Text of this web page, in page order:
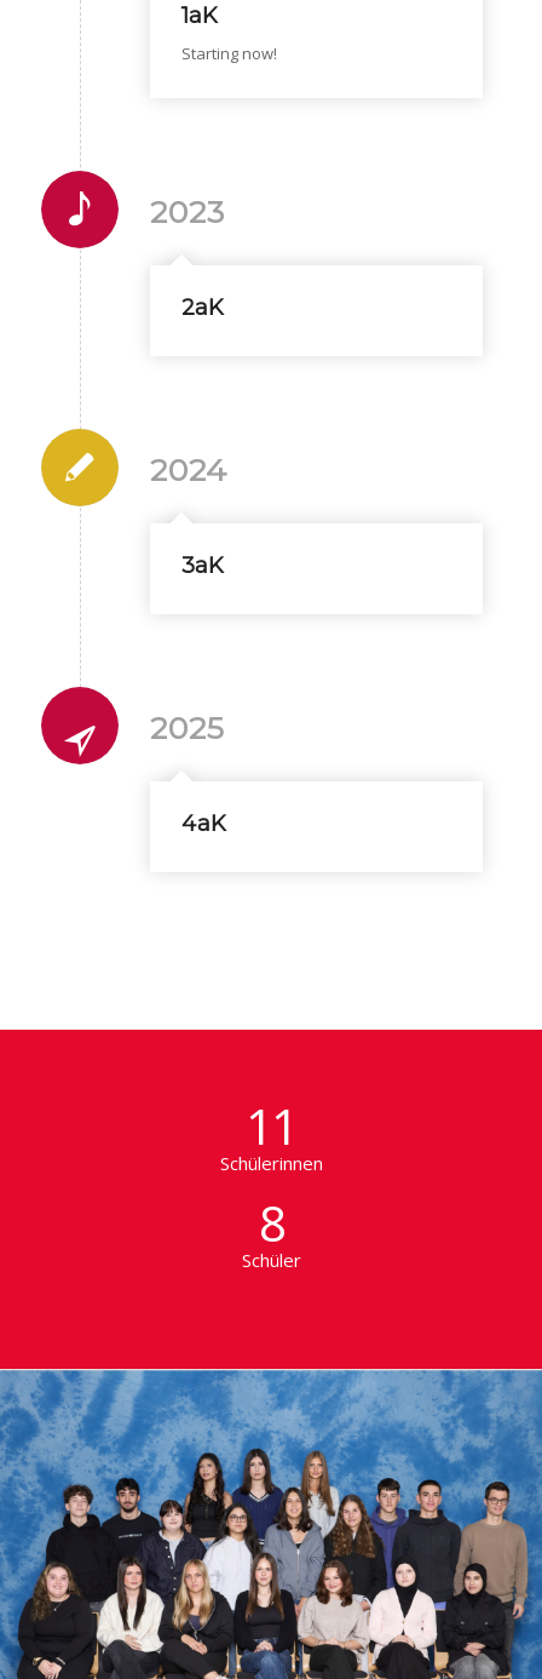
1aK
Starting now!
2023
2aK
2024
3aK
2025
4aK
11
Schülerinnen
8
Schüler